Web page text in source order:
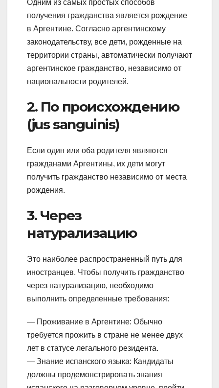
Одним из самых простых способов
получения гражданства является рождение
в Аргентине. Согласно аргентинскому
законодательству, все дети, рожденные на
территории страны, автоматически получают
аргентинское гражданство, независимо от
национальности родителей.
2. По происхождению
(jus sanguinis)
Если один или оба родителя являются
гражданами Аргентины, их дети могут
получить гражданство независимо от места
рождения.
3. Через
натурализацию
Это наиболее распространенный путь для
иностранцев. Чтобы получить гражданство
через натурализацию, необходимо
выполнить определенные требования:
— Проживание в Аргентине: Обычно
требуется прожить в стране не менее двух
лет в статусе легального резидента.
— Знание испанского языка: Кандидаты
должны продемонстрировать знания